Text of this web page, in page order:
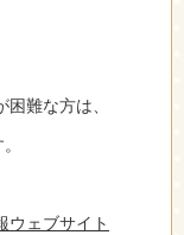
難な方は、
ウェブサイト